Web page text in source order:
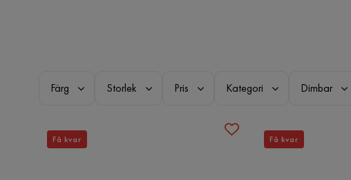
Färg Storlek Pris Kategori Dimbar
Få kvar Få kvar